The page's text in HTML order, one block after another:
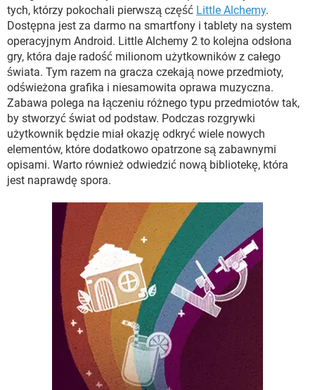
WINDOWS 10
tych, którzy pokochali pierwszą część Little Alchemy.
Dostępna jest za darmo na smartfony i tablety na system
operacyjnym Android. Little Alchemy 2 to kolejna odsłona
gry, która daje radość milionom użytkowników z całego
świata. Tym razem na gracza czekają nowe przedmioty,
odświeżona grafika i niesamowita oprawa muzyczna.
Zabawa polega na łączeniu różnego typu przedmiotów tak,
by stworzyć świat od podstaw. Podczas rozgrywki
użytkownik będzie miał okazję odkryć wiele nowych
elementów, które dodatkowo opatrzone są zabawnymi
opisami. Warto również odwiedzić nową bibliotekę, która
jest naprawdę spora.